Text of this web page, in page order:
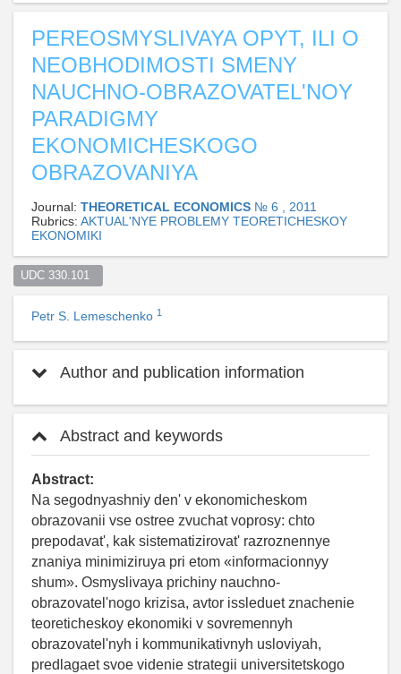
PEREOSMYSLIVAYA OPYT, ILI O
NEOBHODIMOSTI SMENY
NAUCHNO-OBRAZOVATEL'NOY
PARADIGMY
EKONOMICHESKOGO
OBRAZOVANIYA
Journal: THEORETICAL ECONOMICS № 6 , 2011
Rubrics: AKTUAL'NYE PROBLEMY TEORETICHESKOY
EKONOMIKI
UDC 330.101
Petr S. Lemeschenko 1
Author and publication information
Abstract and keywords
Abstract:
Na segodnyashniy den' v ekonomicheskom
obrazovanii vse ostree zvuchat voprosy: chto
prepodavat', kak sistematizirovat' razroznennye
znaniya minimiziruya pri etom «informacionnyy
shum». Osmyslivaya prichiny nauchno-
obrazovatel'nogo krizisa, avtor issleduet znachenie
teoreticheskoy ekonomiki v sovremennyh
obrazovatel'nyh i kommunikativnyh usloviyah,
predlagaet svoe videnie strategii universitetskogo